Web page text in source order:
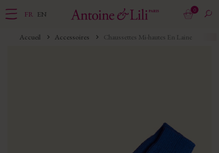
FR EN 0
Accueil Accessoires Chaussettes Mi-hautes En Laine